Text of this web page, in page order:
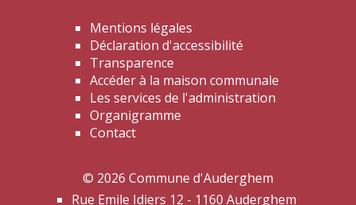
Mentions légales
Déclaration d'accessibilité
Transparence
Accéder à la maison communale
Les services de l'administration
Organigramme
Contact
© 2026 Commune d'Auderghem
Rue Emile Idiers 12 - 1160 Auderghem